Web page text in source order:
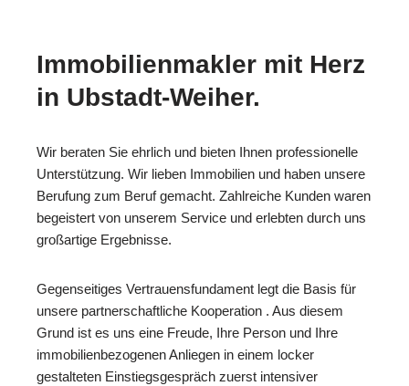
Immobilienmakler mit Herz
in Ubstadt-Weiher.
Wir beraten Sie ehrlich und bieten Ihnen professionelle
Unterstützung. Wir lieben Immobilien und haben unsere
Berufung zum Beruf gemacht. Zahlreiche Kunden waren
begeistert von unserem Service und erlebten durch uns
großartige Ergebnisse.
Gegenseitiges Vertrauensfundament legt die Basis für
unsere partnerschaftliche Kooperation . Aus diesem
Grund ist es uns eine Freude, Ihre Person und Ihre
immobilienbezogenen Anliegen in einem locker
gestalteten Einstiegsgespräch zuerst intensiver